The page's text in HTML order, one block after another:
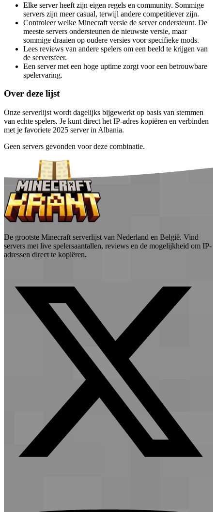
Elke server heeft zijn eigen regels en community. Sommige
servers zijn meer casual, terwijl andere competitiever zijn.
Controleer welke Minecraft versie de server ondersteunt. De
meeste servers ondersteunen de nieuwste versie, maar
sommige draaien op oudere versies voor specifieke mods.
Lees reviews van andere spelers om een beeld te krijgen van
de serversfeer.
Een server met een hoge uptime zorgt voor een betrouwbare
spelervaring.
Over deze lijst
Onze serverlijst wordt dagelijks bijgewerkt op basis van stemmen
van echte spelers. Je kunt direct het IP-adres kopiëren en verbinden
met je favoriete 2025 server in Albania.
Geen servers gevonden voor deze combinatie.
De grootste Minecraft serverlijst van Nederland en België. Vind
servers met live spelersaantallen, reviews en de mogelijkheid om IP-
adressen direct te kopiëren.